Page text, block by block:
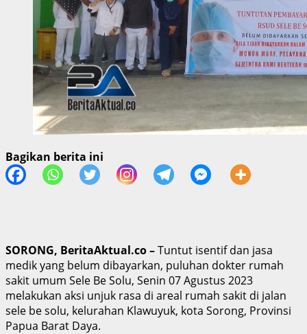
Bagikan berita ini
SORONG, BeritaAktual.co –Tuntut isentif dan jasa
medik yang belum dibayarkan, puluhan dokter rumah
sakit umum Sele Be Solu, Senin 07 Agustus 2023
melakukan aksi unjuk rasa di areal rumah sakit di jalan
sele be solu, kelurahan Klawuyuk, kota Sorong, Provinsi
Papua Barat Daya.